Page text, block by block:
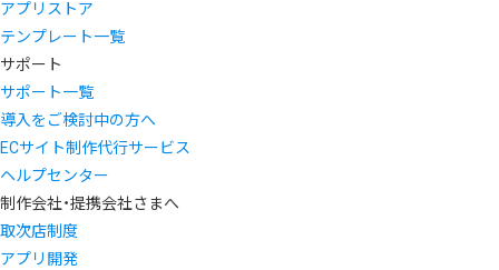
アプリストア
テンプレート一覧
サポート
サポート一覧
導入をご検討中の方へ
ECサイト制作代行サービス
ヘルプセンター
制作会社・提携会社さまへ
取次店制度
アプリ開発